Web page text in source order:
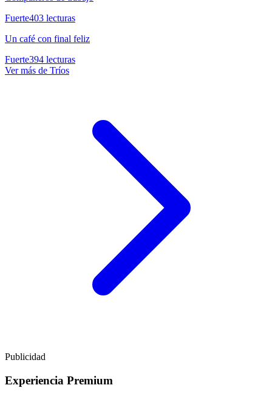
Fuerte403 lecturas
Un café con final feliz
Fuerte394 lecturas
Ver más de Tríos
Publicidad
Experiencia Premium